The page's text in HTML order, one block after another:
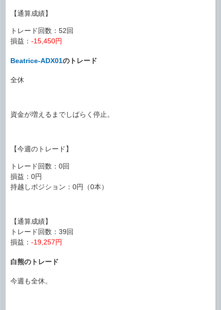
【通算成績】
トレード回数：52回
損益： -15,450円
Beatrice-ADX01のトレード
全休
資金が増えるまでしばらく停止。
【今週のトレード】
トレード回数：0回
損益：0円
持越しポジション：0円（0本）
【通算成績】
トレード回数：39回
損益： -19,257円
白熊のトレード
今週も全休。